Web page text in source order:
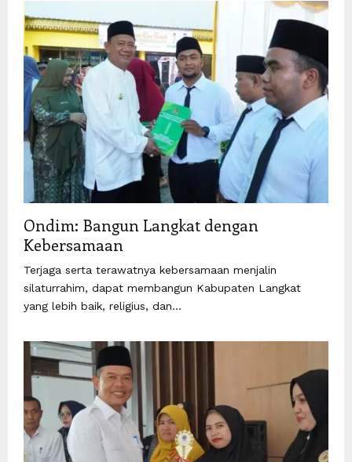
Ondim: Bangun Langkat dengan
Kebersamaan
Terjaga serta terawatnya kebersamaan menjalin
silaturrahim, dapat membangun Kabupaten Langkat
yang lebih baik, religius, dan...